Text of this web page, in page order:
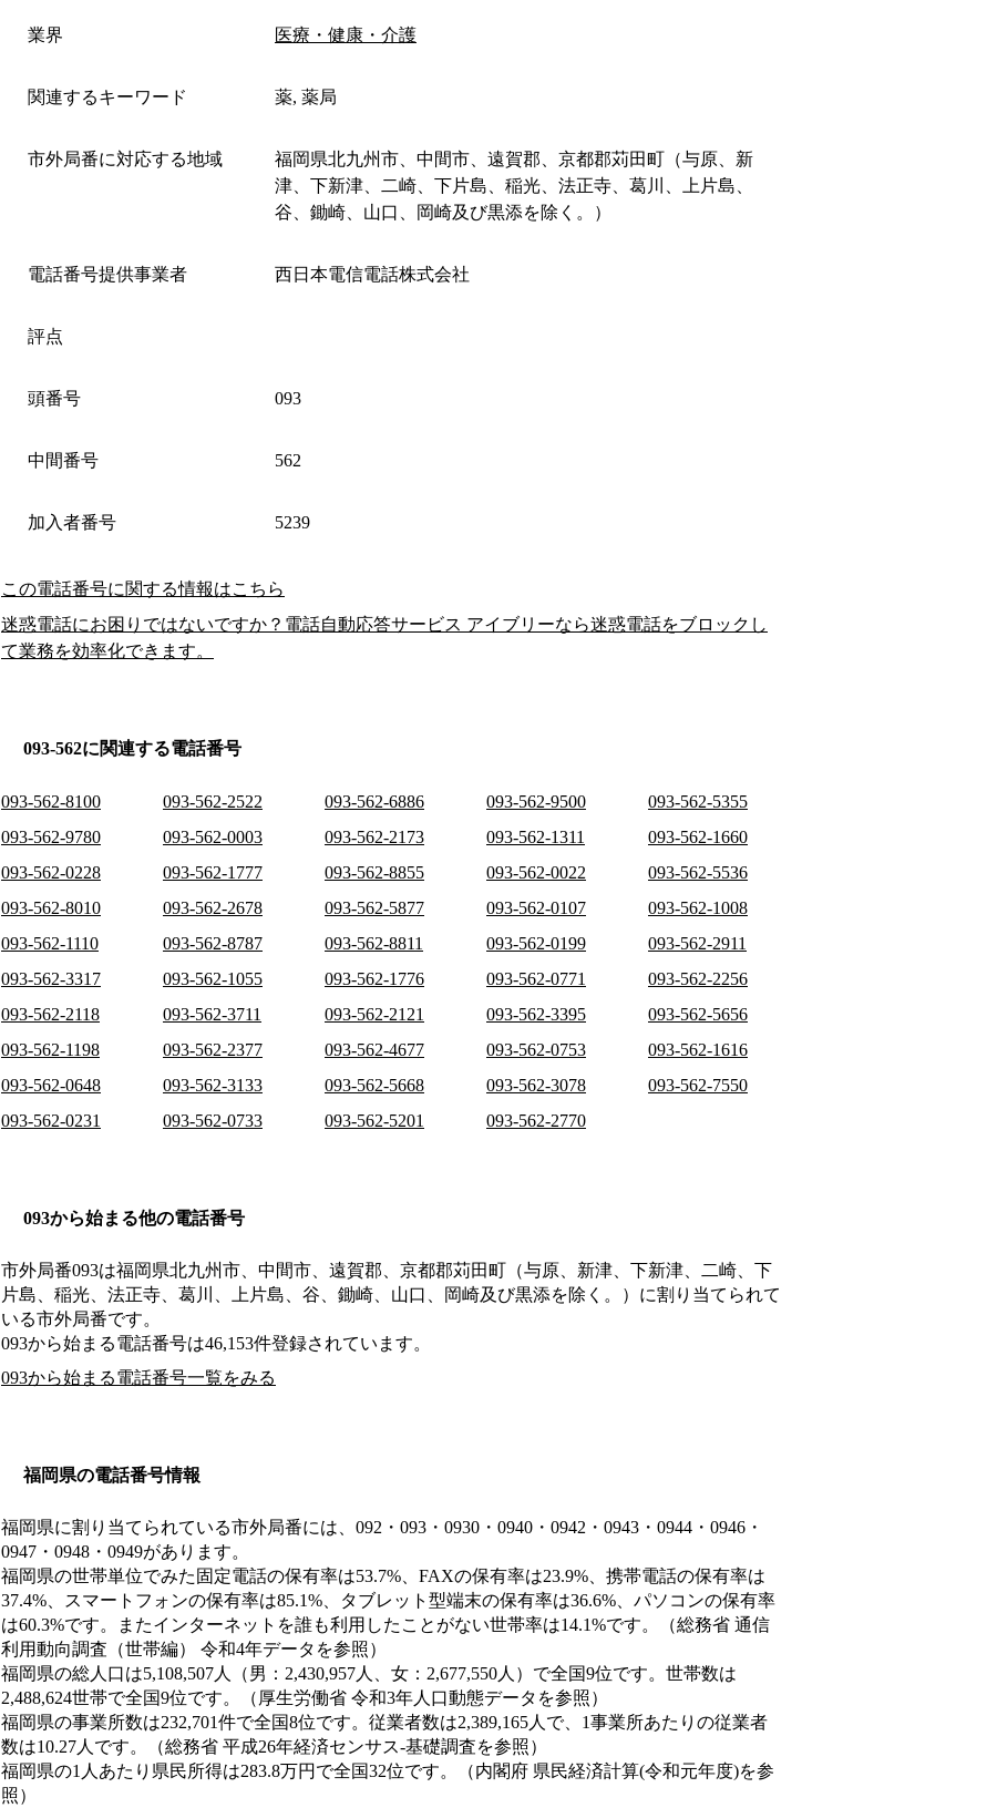
業界 医療・健康・介護
関連するキーワード 薬, 薬局
市外局番に対応する地域
福岡県北九州市、中間市、遠賀郡、京都郡苅田町（与原、新
津、下新津、二崎、下片島、稲光、法正寺、葛川、上片島、
谷、鋤崎、山口、岡崎及び黒添を除く。）
電話番号提供事業者 西日本電信電話株式会社
評点
頭番号 093
中間番号 562
加入者番号 5239
この電話番号に関する情報はこちら
迷惑電話にお困りではないですか？電話自動応答サービス アイブリーなら迷惑電話をブロックし
て業務を効率化できます。
093-562に関連する電話番号
093-562-8100 093-562-2522 093-562-6886 093-562-9500
093-562-5355
093-562-9780
093-562-0003 093-562-2173 093-562-1311
093-562-1660
093-562-0228
093-562-1777 093-562-8855 093-562-0022
093-562-5536
093-562-8010
093-562-2678 093-562-5877 093-562-0107
093-562-1008
093-562-1110
093-562-8787 093-562-8811 093-562-0199
093-562-2911
093-562-3317
093-562-1055 093-562-1776 093-562-0771
093-562-2256
093-562-2118
093-562-3711 093-562-2121 093-562-3395
093-562-5656
093-562-1198
093-562-2377 093-562-4677 093-562-0753
093-562-1616
093-562-0648
093-562-3133 093-562-5668 093-562-3078
093-562-7550
093-562-0231
093-562-0733 093-562-5201 093-562-2770
093から始まる他の電話番号
市外局番093は福岡県北九州市、中間市、遠賀郡、京都郡苅田町（与原、新津、下新津、二崎、下
片島、稲光、法正寺、葛川、上片島、谷、鋤崎、山口、岡崎及び黒添を除く。） に割り当てられて
いる市外局番です。
093から始まる電話番号は46,153件登録されています。
093から始まる電話番号一覧をみる
福岡県の電話番号情報
福岡県に割り当てられている市外局番には、092・093・0930・0940・0942・0943・0944・0946・
0947・0948・0949があります。
福岡県の世帯単位でみた固定電話の保有率は53.7%、FAXの保有率は23.9%、携帯電話の保有率は
37.4%、スマートフォンの保有率は85.1%、タブレット型端末の保有率は36.6%、パソコンの保有率
は60.3%です。またインターネットを誰も利用したことがない世帯率は14.1%です。（総務省 通信
利用動向調査（世帯編） 令和4年データを参照）
福岡県の総人口は5,108,507人（男：2,430,957人、女：2,677,550人）で全国9位です。世帯数は
2,488,624世帯で全国9位です。（厚生労働省 令和3年人口動態データを参照）
福岡県の事業所数は232,701件で全国8位です。従業者数は2,389,165人で、1事業所あたりの従業者
数は10.27人です。（総務省 平成26年経済センサス‐基礎調査を参照）
福岡県の1人あたり県民所得は283.8万円で全国32位です。（内閣府 県民経済計算(令和元年度)を参
照）